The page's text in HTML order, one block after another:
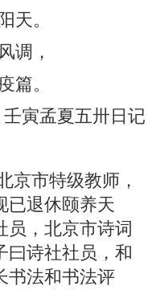
天。
调，
篇。
壬寅孟夏五卅日记
京市特级教师，
已退休颐养天
员，北京市诗词
曰诗社社员，和
书法和书法评